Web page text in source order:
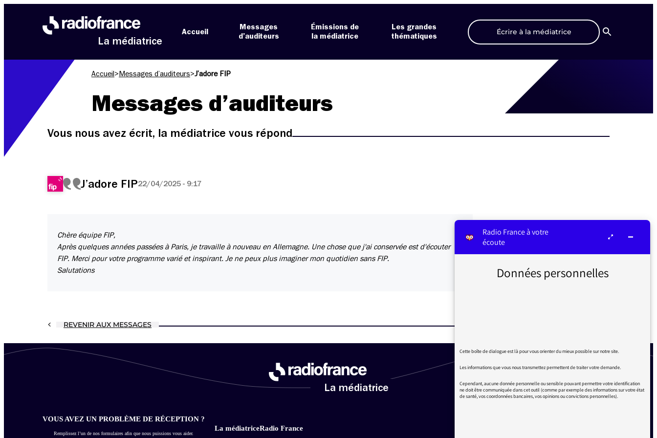
La médiatrice
Accueil
Messages
d’auditeurs
Émissions de
la médiatrice
Les grandes
thématiques
Écrire à la médiatrice
Recherche
Accueil > Messages d’auditeurs>J’adore FIP
Messages d’auditeurs
Vous nous avez écrit, la médiatrice vous répond
J’adore FIP22/04/2025 - 9:17
Chère équipe FIP,
Après quelques années passées à Paris, je travaille à nouveau en Allemagne. Une chose que j'ai conservée est d'écouter
FIP. Merci pour votre programme varié et inspirant. Je ne peux plus imaginer mon quotidien sans FIP.
Salutations
REVENIR AUX MESSAGES
La médiatrice
VOUS AVEZ UN PROBLÈME DE RÉCEPTION ?
Remplissez l’un de nos formulaires afin que nous puissions vous aider.
La médiatriceRadio France
Radio France à votre
écoute
Données personnelles
Cette boîte de dialogue est là pour vous orienter du mieux possible sur notre site.
Les informations que vous nous transmettez permettent de traiter votre demande.
Cependant, aucune donnée personnelle ou sensible pouvant permettre votre identification
ne doit être communiquée dans cet outil (comme par exemple des informations sur votre état
de santé, vos coordonnées bancaires, vos opinions ou convictions personnelles).